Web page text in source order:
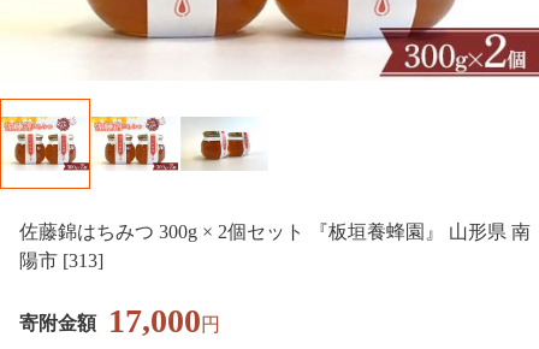
佐藤錦はちみつ 300g × 2個セット 『板垣養蜂園』 山形県 南
陽市 [313]
寄附金額 17,000円